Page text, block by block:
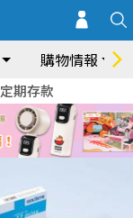
購物情報
定期存款